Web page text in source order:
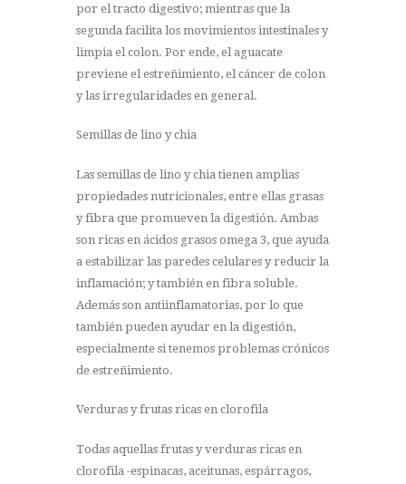
por el tracto digestivo; mientras que la
segunda facilita los movimientos intestinales y
limpia el colon. Por ende, el aguacate
previene el estreñimiento, el cáncer de colon
y las irregularidades en general.
Semillas de lino y chia
Las semillas de lino y chia tienen amplias
propiedades nutricionales, entre ellas grasas
y fibra que promueven la digestión. Ambas
son ricas en ácidos grasos omega 3, que ayuda
a estabilizar las paredes celulares y reducir la
inflamación; y también en fibra soluble.
Además son antiinflamatorias, por lo que
también pueden ayudar en la digestión,
especialmente si tenemos problemas crónicos
de estreñimiento.
Verduras y frutas ricas en clorofila
Todas aquellas frutas y verduras ricas en
clorofila -espinacas, aceitunas, espárragos,